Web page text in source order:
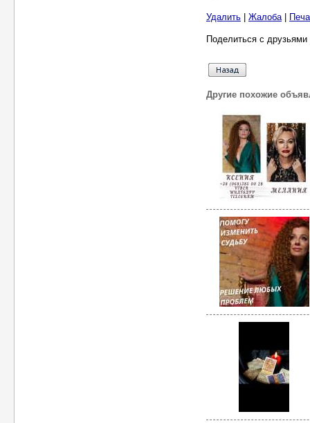
Удалить Жалоба|
Поделиться с
Другие похожие